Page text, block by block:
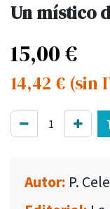
Un místico
15,00€
14,42 € (sin
Autor: P.